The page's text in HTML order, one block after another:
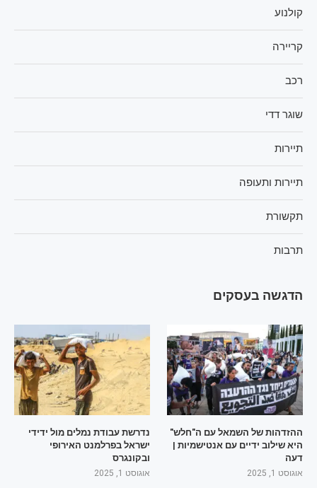
קולנוע
קריירה
רכב
שוגר דדי
תיירות
תיירות ותעופה
תקשורת
תרבות
הדגשה בעסקים
ההזדהות של השמאל עם ה"חלש"
היא שילוב ידיים עם אנטישמיות |
דעה
אוגוסט 1, 2025
נדרשת עבודת נמלים מול ידידי
ישראל בפרלמנט האירופי
ובקונגרס
אוגוסט 1, 2025